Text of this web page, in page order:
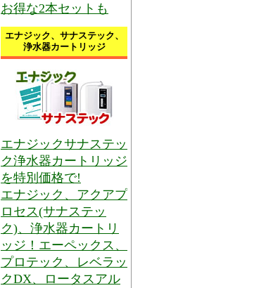
お得な2本セットも
エナジック、サナステック、
浄水器カートリッジ
エナジックサナステッ
ク浄水器カートリッジ
を特別価格で!
エナジック、アクアプ
ロセス(サナステッ
ク)、浄水器カートリ
ッジ！エーペックス、
プロテック、レベラッ
クDX、ロータスアル